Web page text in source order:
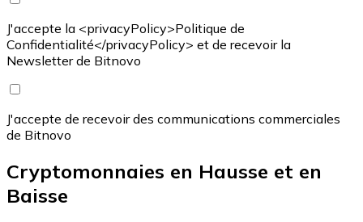
J'accepte la <privacyPolicy>Politique de
Confidentialité</privacyPolicy> et de recevoir la
Newsletter de Bitnovo
J'accepte de recevoir des communications commerciales
de Bitnovo
Cryptomonnaies en Hausse et en
Baisse